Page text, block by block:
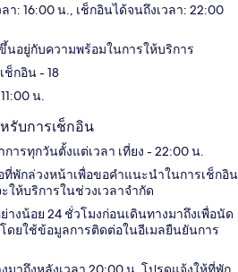
า: 16:00 น., เช็กอินได้จนถึงเวลา: 22:00
นอยู่กับความพร้อมในการให้บริการ
ช็กอิน - 18
น.
รับการเช็กอิน
ารทุกวันตั้งแต่เวลา เที่ยง - 22:00 น.
ที่พักล่วงหน้าเพื่อขอคำแนะนำในการเช็กอิน
ให้บริการในช่วงเวลาจำกัด
งน้อย 24 ชั่วโมงก่อนเดินทางมาถึงเพื่อนัด
ดยใช้ข้อมูลการติดต่อในอีเมลยืนยันการ